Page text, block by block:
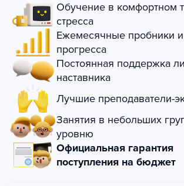
Обучение в комфортном
стресса
Ежемесячные пробники и
прогресса
Постоянная поддержка
наставника
Лучшие преподаватели-
Занятия в небольших
уровню
Официальная гарантия
поступления на бюджет